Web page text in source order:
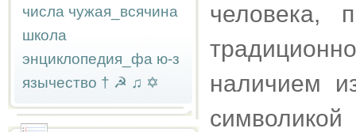
числа чужая_всячина
школа
энциклопедия_фа ю-з
язычество † ☭ ♫ ✡
человека,
наличием